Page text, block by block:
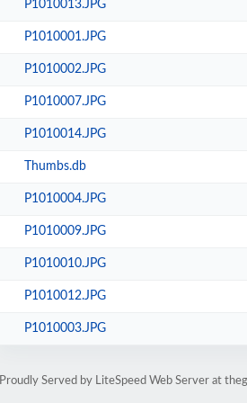
P1010013.JPG
P1010001.JPG
P1010002.JPG
P1010007.JPG
P1010014.JPG
Thumbs.db
P1010004.JPG
P1010009.JPG
P1010010.JPG
P1010012.JPG
P1010003.JPG
Proudly Served by LiteSpeed Web Server at